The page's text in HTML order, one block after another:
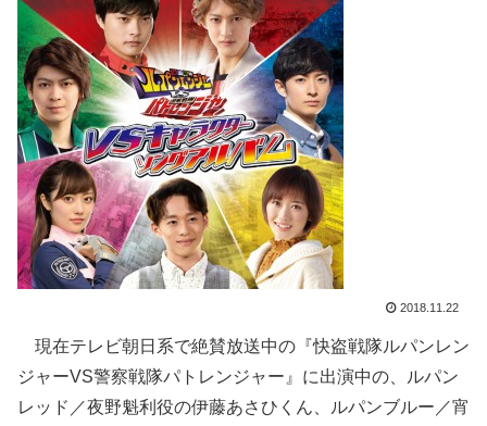
2018.11.22
現在テレビ朝日系で絶賛放送中の『快盗戦隊ルパンレン
ジャーVS警察戦隊パトレンジャー』に出演中の、ルパン
レッド／夜野魁利役の伊藤あさひくん、ルパンブルー／宵